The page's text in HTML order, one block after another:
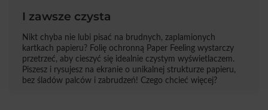
I zawsze czysta
Nikt chyba nie lubi pisać na brudnych, zaplamionych
kartkach papieru? Folię ochronną Paper Feeling wystarczy
przetrzeć, aby cieszyć się idealnie czystym wyświetlaczem.
Piszesz i rysujesz na ekranie o unikalnej strukturze papieru,
bez śladów palców i zabrudzeń! Czego chcieć więcej?